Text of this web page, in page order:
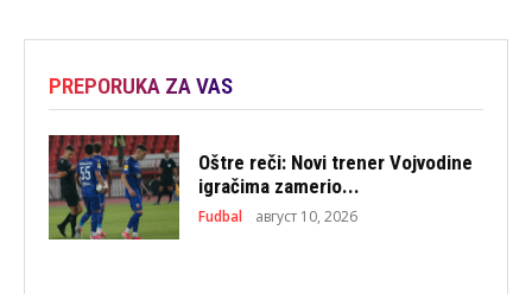
PREPORUKA ZA VAS
Oštre reči: Novi trener Vojvodine
igračima zamerio...
Fudbal август 10, 2026